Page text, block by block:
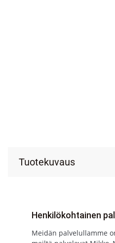
Tuotekuvaus
Henkilökohtainen
Meidän palvelullamme